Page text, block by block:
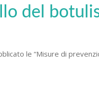
del
le “Misure di